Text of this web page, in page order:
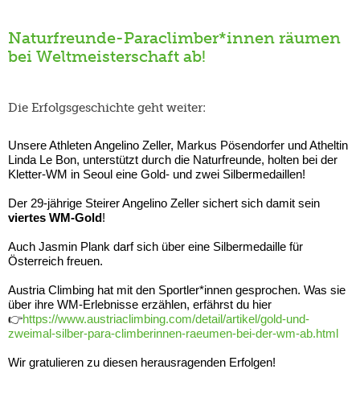
Naturfreunde-Paraclimber*innen räumen
bei Weltmeisterschaft ab!
Die Erfolgsgeschichte geht weiter:
Unsere Athleten Angelino Zeller, Markus Pösendorfer und Atheltin
Linda Le Bon, unterstützt durch die Naturfreunde, holten bei der
Kletter-WM in Seoul eine Gold- und zwei Silbermedaillen!
Der 29-jährige Steirer Angelino Zeller sichert sich damit sein
viertes WM-Gold!
Auch Jasmin Plank darf sich über eine Silbermedaille für
Österreich freuen.
Austria Climbing hat mit den Sportler*innen gesprochen. Was sie
über ihre WM-Erlebnisse erzählen, erfährst du hier
👉https://www.austriaclimbing.com/detail/artikel/gold-und-
zweimal-silber-para-climberinnen-raeumen-bei-der-wm-ab.html
Wir gratulieren zu diesen herausragenden Erfolgen!